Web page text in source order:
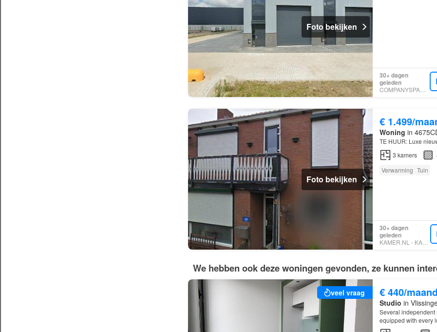
Foto bekijken
30+ dagen
geleden
COMPANYSPACE.COM
Foto bekijken
€ 1.499/
Woning in
TE HUUR: Luxe
3 kamers
Verwarming Tuin
30+ dagen
geleden
KAMER.NL - KAMER NL
We hebben ook deze woningen gevonden, ze kunnen
veel vraag € 440/maand
Studio in
Several independent
equipped with every